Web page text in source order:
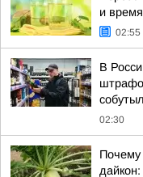
и
02:55
В
02:30
Почему